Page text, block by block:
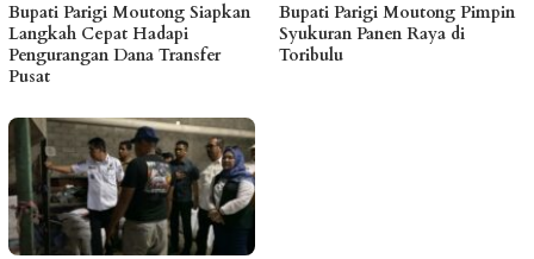
Bupati Parigi Moutong Siapkan
Langkah Cepat Hadapi
Pengurangan Dana Transfer
Pusat
Bupati Parigi Moutong Pimpin
Syukuran Panen Raya di
Toribulu